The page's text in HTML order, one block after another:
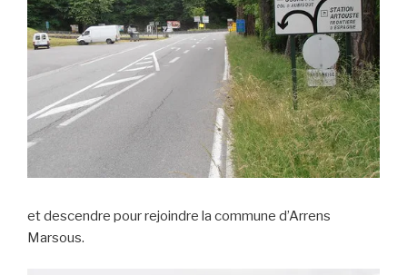
et descendre pour rejoindre la commune d’Arrens
Marsous.